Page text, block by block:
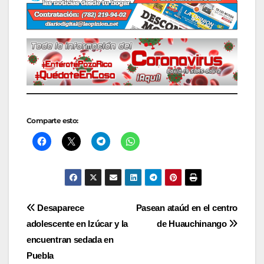
Comparte esto:
Navegación
de
Pasean ataúd en el centro
de Huauchinango
Desaparece
adolescente en Izúcar y la
encuentran sedada en
Puebla